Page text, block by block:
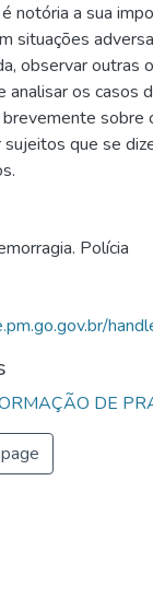
notória a sua
situações
observar outras
analisar os casos
brevemente
sujeitos que se
Polícia
DE